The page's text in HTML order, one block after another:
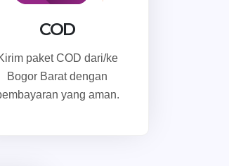
COD
paket COD dari/ke
Bogor Barat dengan
yang aman.